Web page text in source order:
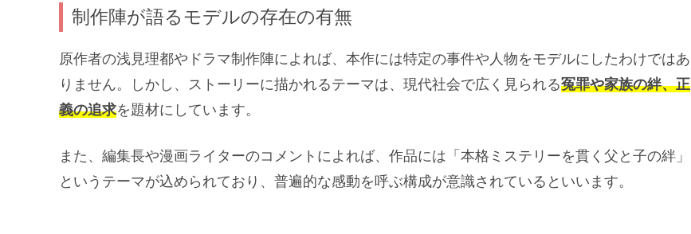
制作陣が語るモデルの存在の有無
原作者の浅見理都やドラマ制作陣によれば、本作には特定の事件や人物をモデルにしたわけではあ
りません。しかし、ストーリーに描かれるテーマは、現代社会で広く見られる冤罪や家族の絆、正
義の追求を題材にしています。
また、編集長や漫画ライターのコメントによれば、作品には「本格ミステリーを貫く父と子の絆」
というテーマが込められており、普遍的な感動を呼ぶ構成が意識されているといいます。